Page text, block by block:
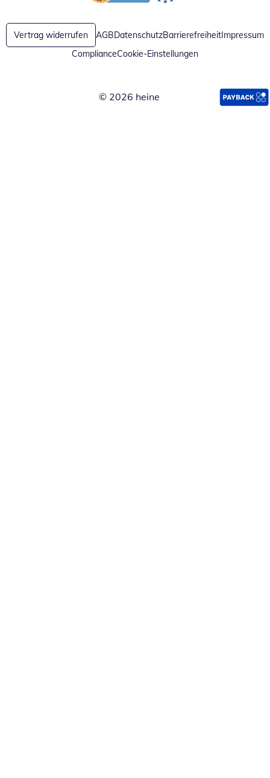
Öffnet in neuem FensterÖffnet in neuem Fenster
Vertrag widerrufen AGBDatenschutzBarrierefreiheitImpressum
ComplianceCookie-Einstellungen
© 2026 heine